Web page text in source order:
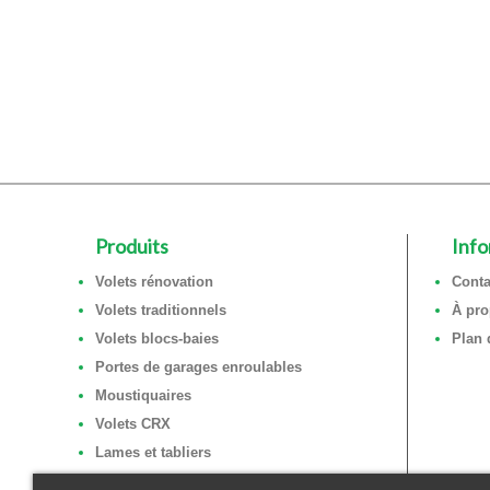
Produits
Volets rénovation
Volets traditionnels
Volets blocs-baies
Portes de garages enroulables
Moustiquaires
Volets CRX
Lames et tabliers
À
Plan